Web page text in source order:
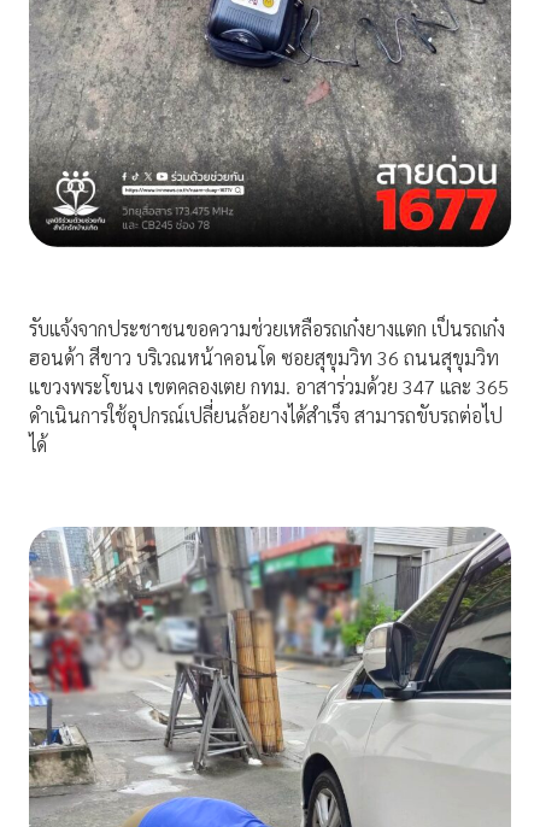
รับแจ้งจากประชาชนขอความช่วยเหลือรถเก๋งยางแตก เป็นรถเก๋ง
ฮอนด้า สีขาว บริเวณหน้าคอนโด ซอยสุขุมวิท 36 ถนนสุขุมวิท
แขวงพระโขนง เขตคลองเตย กทม. อาสาร่วมด้วย 347 และ 365
ดำเนินการใช้อุปกรณ์เปลี่ยนล้อยางได้สำเร็จ สามารถขับรถต่อไป
ได้